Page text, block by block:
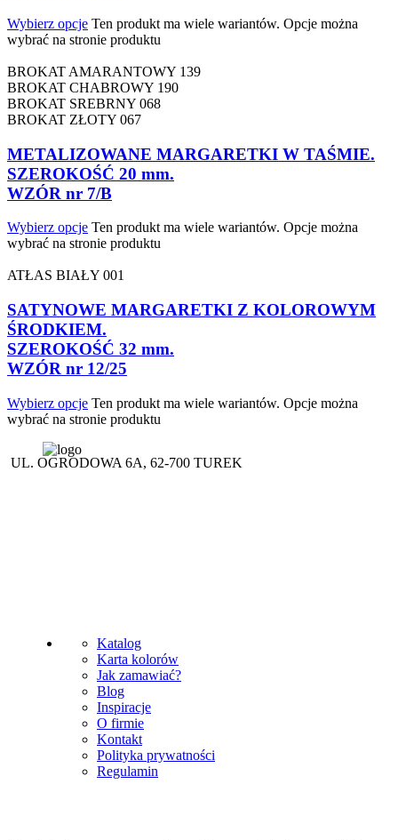
Wybierz opcje Ten produkt ma wiele wariantów. Opcje można
wybrać na stronie produktu
BROKAT AMARANTOWY 139
BROKAT CHABROWY 190
BROKAT SREBRNY 068
BROKAT ZŁOTY 067
METALIZOWANE MARGARETKI W TAŚMIE.
SZEROKOŚĆ 20 mm.
WZÓR nr 7/B
Wybierz opcje Ten produkt ma wiele wariantów. Opcje można
wybrać na stronie produktu
ATŁAS BIAŁY 001
SATYNOWE MARGARETKI Z KOLOROWYM
ŚRODKIEM.
SZEROKOŚĆ 32 mm.
WZÓR nr 12/25
Wybierz opcje Ten produkt ma wiele wariantów. Opcje można
wybrać na stronie produktu
UL. OGRODOWA 6A, 62-700 TUREK
Katalog
Karta kolorów
Jak zamawiać?
Blog
Inspiracje
O firmie
Kontakt
Polityka prywatności
Regulamin